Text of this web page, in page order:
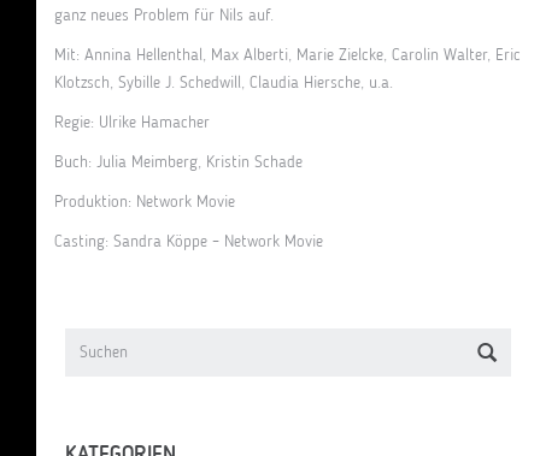
ganz neues Problem für Nils auf.
Mit: Annina Hellenthal, Max Alberti, Marie Zielcke, Carolin Walter, Eric
Klotzsch, Sybille J. Schedwill, Claudia Hiersche, u.a.
Regie: Ulrike Hamacher
Buch: Julia Meimberg, Kristin Schade
Produktion: Network Movie
Casting: Sandra Köppe – Network Movie